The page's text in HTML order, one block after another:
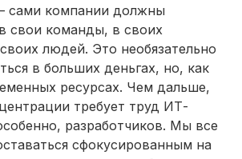
сами компании должны
свои команды, в своих
людей. Это необязательно
в больших деньгах, но, как
ресурсах. Чем дальше,
требует труд ИТ-
разработчиков. Мы все
сфокусированным на